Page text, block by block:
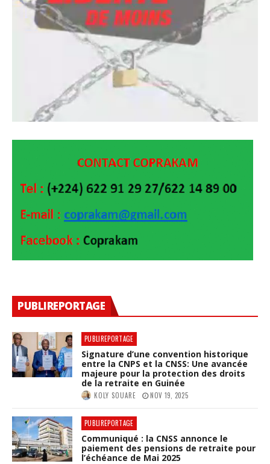
PUBLIREPORTAGE
PUBLIREPORTAGE
Signature d’une convention historique
entre la CNPS et la CNSS: Une avancée
majeure pour la protection des droits
de la retraite en Guinée
KOLY SOUARE NOV 19, 2025
PUBLIREPORTAGE
Communiqué : la CNSS annonce le
paiement des pensions de retraite pour
l’échéance de Mai 2025